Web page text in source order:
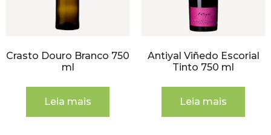
Crasto Douro Branco 750
ml
Leia mais
Antiyal Viñedo Escorial
Tinto 750 ml
Leia mais